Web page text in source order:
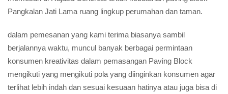
Pangkalan Jati Lama ruang lingkup perumahan dan taman.
dalam pemesanan yang kami terima biasanya sambil
berjalannya waktu, muncul banyak berbagai permintaan
konsumen kreativitas dalam pemasangan Paving Block
mengikuti yang mengikuti pola yang diinginkan konsumen agar
terlihat lebih indah dan sesuai kesuaan hatinya atau juga bisa di